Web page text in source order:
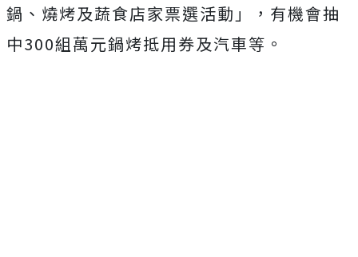
鍋、 燒烤及蔬食店家票選活動」，有機會抽
中300組萬元鍋烤抵用券及汽車等。